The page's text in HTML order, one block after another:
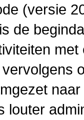
(versie
de
louter